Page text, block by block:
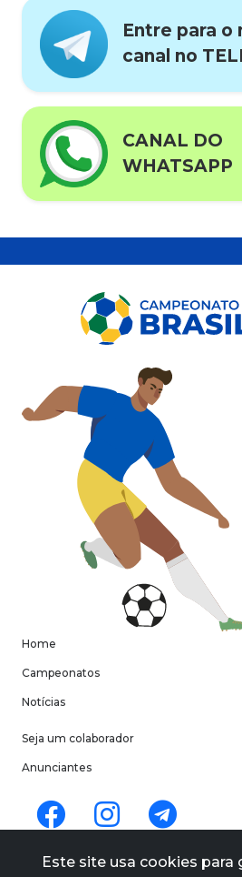
Entre para o
canal no
CANAL DO
WHATSAPP
Home
Campeonatos
Notícias
Seja um colaborador
Anunciantes
Este site usa cookies para